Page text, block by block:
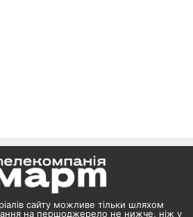
сайту можливе тільки шляхом
на першоджерело не нижче, ніж у